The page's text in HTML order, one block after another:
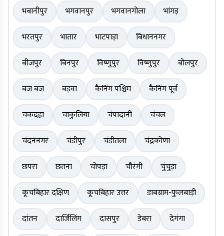
भबानीपुर
भगवानपुर भगवानगोला
भांगड़
भरतपुर
भातार भाटपाड़ा
बिधाननगर
बीजपुर
बिनपुर विष्णुपुर विष्णुपुर
बोलपुर
बज बज
बड़वा कैनिंग पश्चिम
कैनिंग पूर्व
चकदहा
चाकुलिया चंपादानी
चंचल
चंदननगर
चंडीपुर चंडीतला
चंद्रकोणा
छपरा
छतना चोपड़ा चौरंगी
चुंचुड़ा
कूचबिहार दक्षिण
कूचबिहार उत्तर
डाबग्राम-फुलबाड़ी
दांतन
दार्जिलिंग दासपुर डेबरा
देगंगा